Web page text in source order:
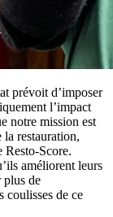
prévoit d’imposer
l’impact
notre mission est
restauration,
Resto-Score.
améliorent leurs
plus de
coulisses de ce